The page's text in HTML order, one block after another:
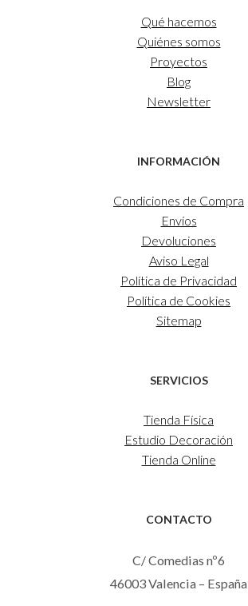
Qué hacemos
Quiénes somos
Proyectos
Blog
Newsletter
INFORMACIÓN
Condiciones de Compra
Envíos
Devoluciones
Aviso Legal
Política de Privacidad
Política de Cookies
Sitemap
SERVICIOS
Tienda Física
Estudio Decoración
Tienda Online
CONTACTO
C/ Comedias nº6
46003 Valencia – España